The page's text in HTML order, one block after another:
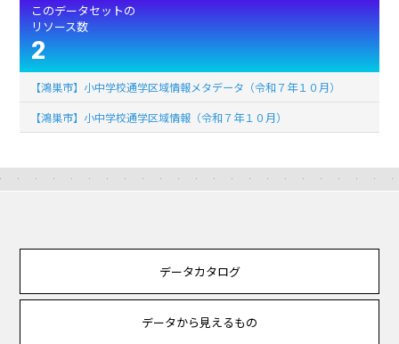
このデータセットの
リソース数
2
【鴻巣市】小中学校通学区域情報メタデータ（令和７年１０月）
【鴻巣市】小中学校通学区域情報（令和７年１０月）
データカタログ
データから見えるもの